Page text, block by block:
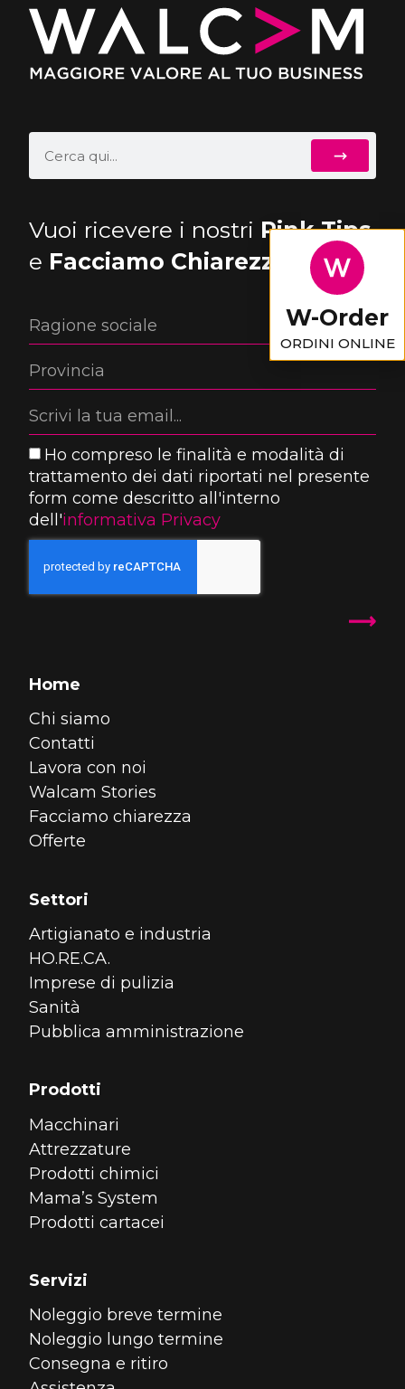
Vuoi ricevere i nostri Pink Tips
e Facciamo Chiarezza
Ho compreso le finalità e modalità di
trattamento dei dati riportati nel presente
form come descritto all'interno
dell'informativa Privacy
Home
Chi siamo
Contatti
Lavora con noi
Walcam Stories
Facciamo chiarezza
Offerte
Settori
Artigianato e industria
HO.RE.CA.
Imprese di pulizia
Sanità
Pubblica amministrazione
Prodotti
Macchinari
Attrezzature
Prodotti chimici
Mama’s System
Prodotti cartacei
Servizi
Noleggio breve termine
Noleggio lungo termine
Consegna e ritiro
W-Order
ORDINI ONLINE